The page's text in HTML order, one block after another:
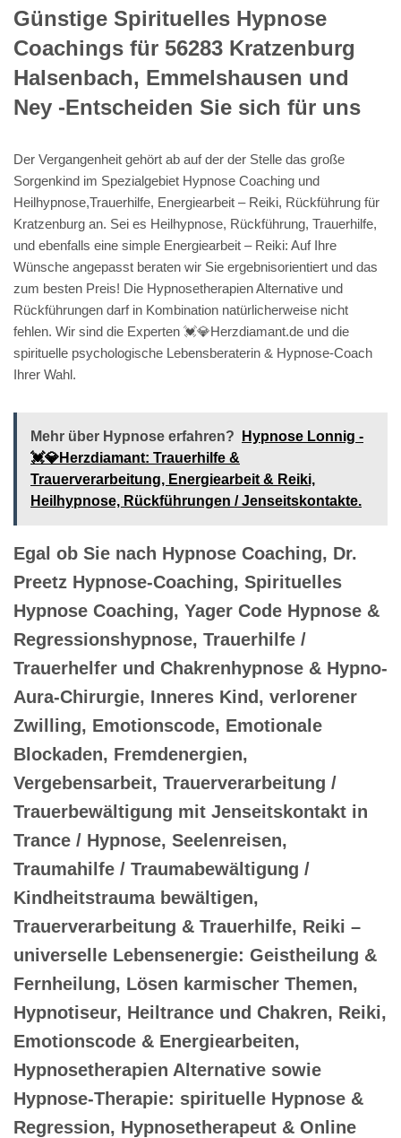
Günstige Spirituelles Hypnose
Coachings für 56283 Kratzenburg
Halsenbach, Emmelshausen und
Ney -Entscheiden Sie sich für uns
Der Vergangenheit gehört ab auf der der Stelle das große
Sorgenkind im Spezialgebiet Hypnose Coaching und
Heilhypnose,Trauerhilfe, Energiearbeit – Reiki, Rückführung für
Kratzenburg an. Sei es Heilhypnose, Rückführung, Trauerhilfe,
und ebenfalls eine simple Energiearbeit – Reiki: Auf Ihre
Wünsche angepasst beraten wir Sie ergebnisorientiert und das
zum besten Preis! Die Hypnosetherapien Alternative und
Rückführungen darf in Kombination natürlicherweise nicht
fehlen. Wir sind die Experten 💓️💎Herzdiamant.de und die
spirituelle psychologische Lebensberaterin & Hypnose-Coach
Ihrer Wahl.
Mehr über Hypnose erfahren?
Hypnose Lonnig -
💓️💎Herzdiamant: Trauerhilfe &
Trauerverarbeitung, Energiearbeit & Reiki,
Heilhypnose, Rückführungen / Jenseitskontakte.
Egal ob Sie nach Hypnose Coaching, Dr.
Preetz Hypnose-Coaching, Spirituelles
Hypnose Coaching, Yager Code Hypnose &
Regressionshypnose, Trauerhilfe /
Trauerhelfer und Chakrenhypnose & Hypno-
Aura-Chirurgie, Inneres Kind, verlorener
Zwilling, Emotionscode, Emotionale
Blockaden, Fremdenergien,
Vergebensarbeit, Trauerverarbeitung /
Trauerbewältigung mit Jenseitskontakt in
Trance / Hypnose, Seelenreisen,
Traumahilfe / Traumabewältigung /
Kindheitstrauma bewältigen,
Trauerverarbeitung & Trauerhilfe, Reiki –
universelle Lebensenergie: Geistheilung &
Fernheilung, Lösen karmischer Themen,
Hypnotiseur, Heiltrance und Chakren, Reiki,
Emotionscode & Energiearbeiten,
Hypnosetherapien Alternative sowie
Hypnose-Therapie: spirituelle Hypnose &
Regression, Hypnosetherapeut & Online